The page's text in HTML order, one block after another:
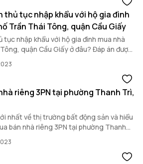
thủ tục nhập khẩu với hộ gia đình
Trần Thái Tông, quận Cầu Giấy
tục nhập khẩu với hộ gia đình mua nhà
quận Cầu Giấy ở đâu? Đáp án được
bài viết dưới đây.
riêng 3PN tại phường Thanh Trì,
nhất về thị trường bất động sản và hiểu
bán nhà riêng 3PN tại phường Thanh